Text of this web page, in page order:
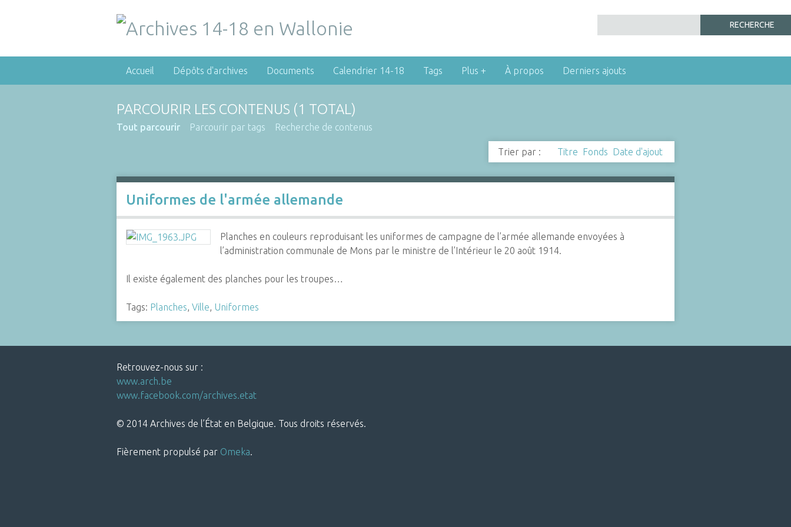
Accueil Dépôts d'archives Documents Calendrier 14-18 Tags Plus + À propos Derniers ajouts
PARCOURIR LES CONTENUS (1 TOTAL)
Tout parcourir Parcourir par tags Recherche de contenus
Trier par : Titre Fonds Date d'ajout
Uniformes de l'armée allemande
Planches en couleurs reproduisant les uniformes de campagne de l’armée allemande envoyées à
l’administration communale de Mons par le ministre de l’Intérieur le 20 août 1914.
Il existe également des planches pour les troupes…
Tags: Planches, Ville, Uniformes
Retrouvez-nous sur :
www.arch.be
www.facebook.com/archives.etat
© 2014 Archives de l’État en Belgique. Tous droits réservés.
Fièrement propulsé par Omeka.